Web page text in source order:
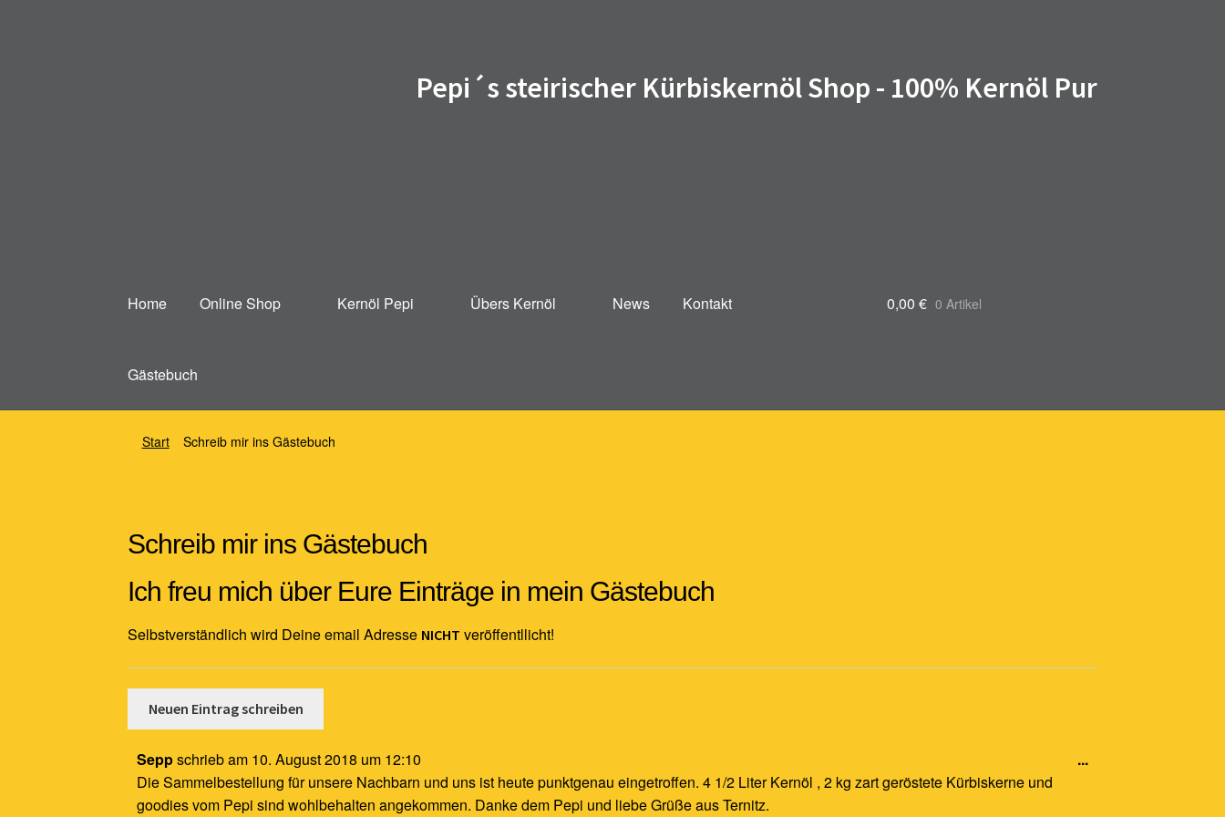
Pepi´s steirischer Kürbiskernöl Shop - 100% Kernöl Pur
Home Online Shop Kernöl Pepi Übers Kernöl News Kontakt
Gästebuch
0,00 € 0 Artikel
Start Schreib mir ins Gästebuch
Schreib mir ins Gästebuch
Ich freu mich über Eure Einträge in mein Gästebuch
Selbstverständlich wird Deine email Adresse NICHT veröffentllicht!
Seppschrieb am 10. August 2018 um 12:10
Die Sammelbestellung für unsere Nachbarn und uns ist heute punktgenau eingetroffen. 4 1/2 Liter Kernöl , 2 kg zart geröstete Kürbiskerne und
goodies vom Pepi sind wohlbehalten angekommen. Danke dem Pepi und liebe Grüße aus Ternitz.
...Diese